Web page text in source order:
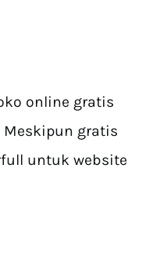
online gratis
gratis
untuk website